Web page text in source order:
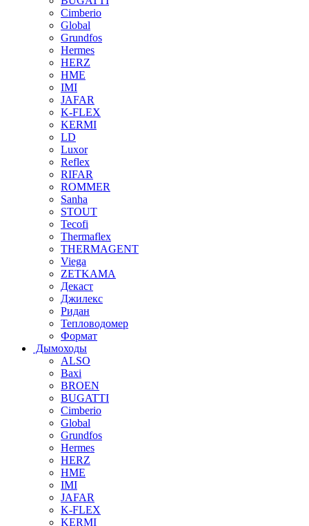
Cimberio
Global
Grundfos
Hermes
HERZ
HME
IMI
JAFAR
K-FLEX
KERMI
LD
Luxor
Reflex
RIFAR
ROMMER
Sanha
STOUT
Tecofi
Thermaflex
THERMAGENT
Viega
ZETKAMA
Декаст
Джилекс
Ридан
Тепловодомер
Формат
Дымоходы
ALSO
Baxi
BROEN
BUGATTI
Cimberio
Global
Grundfos
Hermes
HERZ
HME
IMI
JAFAR
K-FLEX
KERMI